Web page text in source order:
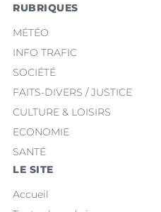
RUBRIQUES
MÉTÉO
INFO TRAFIC
SOCIÉTÉ
FAITS-DIVERS / JUSTICE
CULTURE & LOISIRS
ECONOMIE
SANTÉ
LE SITE
Accueil